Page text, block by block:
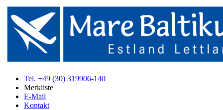
Tel. +49 (30) 319906-140
Merkliste
E-Mail
Kontakt